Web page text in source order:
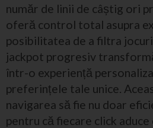
număr de linii de câștig ori
oferă control total asupra
posibilitatea de a filtra
jackpot progresiv
într-o experiență
preferințele tale unice.
navigarea să fie nu doar
pentru că fiecare click aduce